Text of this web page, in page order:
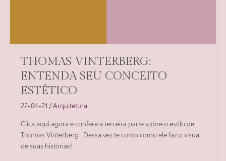
THOMAS VINTERBERG:
ENTENDA SEU CONCEITO
ESTÉTICO
22-04-21 /Arquitetura
Clica aqui agora e confere a terceira parte sobre o estilo de
Thomas Vinterberg . Dessa vez te conto como ele faz o visual
de suas histórias!